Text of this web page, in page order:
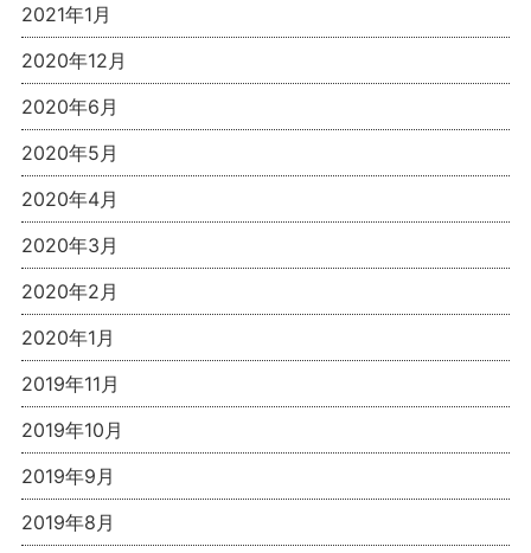
2021年1月
2020年12月
2020年6月
2020年5月
2020年4月
2020年3月
2020年2月
2020年1月
2019年11月
2019年10月
2019年9月
2019年8月